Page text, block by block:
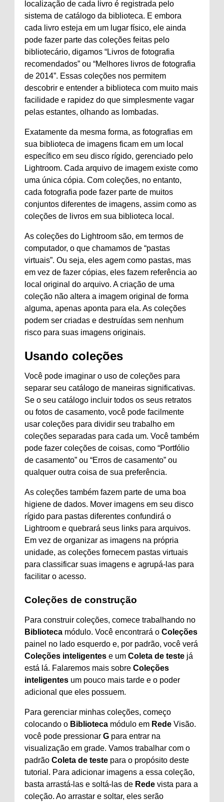
localização de cada livro é registrada pelo
sistema de catálogo da biblioteca. E embora
cada livro esteja em um lugar físico, ele ainda
pode fazer parte das coleções feitas pelo
bibliotecário, digamos “Livros de fotografia
recomendados” ou “Melhores livros de fotografia
de 2014”. Essas coleções nos permitem
descobrir e entender a biblioteca com muito mais
facilidade e rapidez do que simplesmente vagar
pelas estantes, olhando as lombadas.
Exatamente da mesma forma, as fotografias em
sua biblioteca de imagens ficam em um local
específico em seu disco rígido, gerenciado pelo
Lightroom. Cada arquivo de imagem existe como
uma única cópia. Com coleções, no entanto,
cada fotografia pode fazer parte de muitos
conjuntos diferentes de imagens, assim como as
coleções de livros em sua biblioteca local.
As coleções do Lightroom são, em termos de
computador, o que chamamos de “pastas
virtuais”. Ou seja, eles agem como pastas, mas
em vez de fazer cópias, eles fazem referência ao
local original do arquivo. A criação de uma
coleção não altera a imagem original de forma
alguma, apenas aponta para ela. As coleções
podem ser criadas e destruídas sem nenhum
risco para suas imagens originais.
Usando coleções
Você pode imaginar o uso de coleções para
separar seu catálogo de maneiras significativas.
Se o seu catálogo incluir todos os seus retratos
ou fotos de casamento, você pode facilmente
usar coleções para dividir seu trabalho em
coleções separadas para cada um. Você também
pode fazer coleções de coisas, como “Portfólio
de casamento” ou “Erros de casamento” ou
qualquer outra coisa de sua preferência.
As coleções também fazem parte de uma boa
higiene de dados. Mover imagens em seu disco
rígido para pastas diferentes confundirá o
Lightroom e quebrará seus links para arquivos.
Em vez de organizar as imagens na própria
unidade, as coleções fornecem pastas virtuais
para classificar suas imagens e agrupá-las para
facilitar o acesso.
Coleções de construção
Para construir coleções, comece trabalhando no
Biblioteca módulo. Você encontrará o Coleções
painel no lado esquerdo e, por padrão, você verá
Coleções inteligentes e um Coleta de teste já
está lá. Falaremos mais sobre Coleções
inteligentes um pouco mais tarde e o poder
adicional que eles possuem.
Para gerenciar minhas coleções, começo
colocando o Biblioteca módulo em Rede Visão.
você pode pressionar G para entrar na
visualização em grade. Vamos trabalhar com o
padrão Coleta de teste para o propósito deste
tutorial. Para adicionar imagens a essa coleção,
basta arrastá-las e soltá-las de Rede vista para a
coleção. Ao arrastar e soltar, eles serão